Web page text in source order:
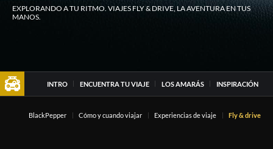
EXPLORANDO A TU RITMO. VIAJES FLY & DRIVE, LA AVENTURA EN TUS
MANOS.
INTRO ENCUENTRA TU VIAJE LOS AMARÁS INSPIRACIÓN
BlackPepper Cómo y cuando viajar Experiencias de viaje Fly & drive